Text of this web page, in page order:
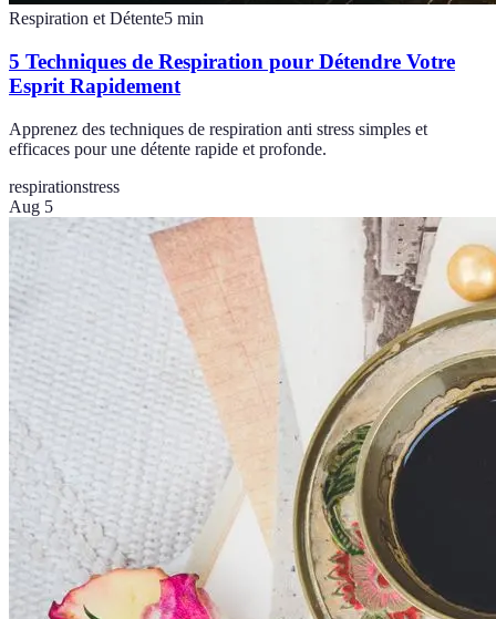
Respiration et Détente5 min
5 Techniques de Respiration pour Détendre Votre
Esprit Rapidement
Apprenez des techniques de respiration anti stress simples et
efficaces pour une détente rapide et profonde.
respirationstress
Aug 5